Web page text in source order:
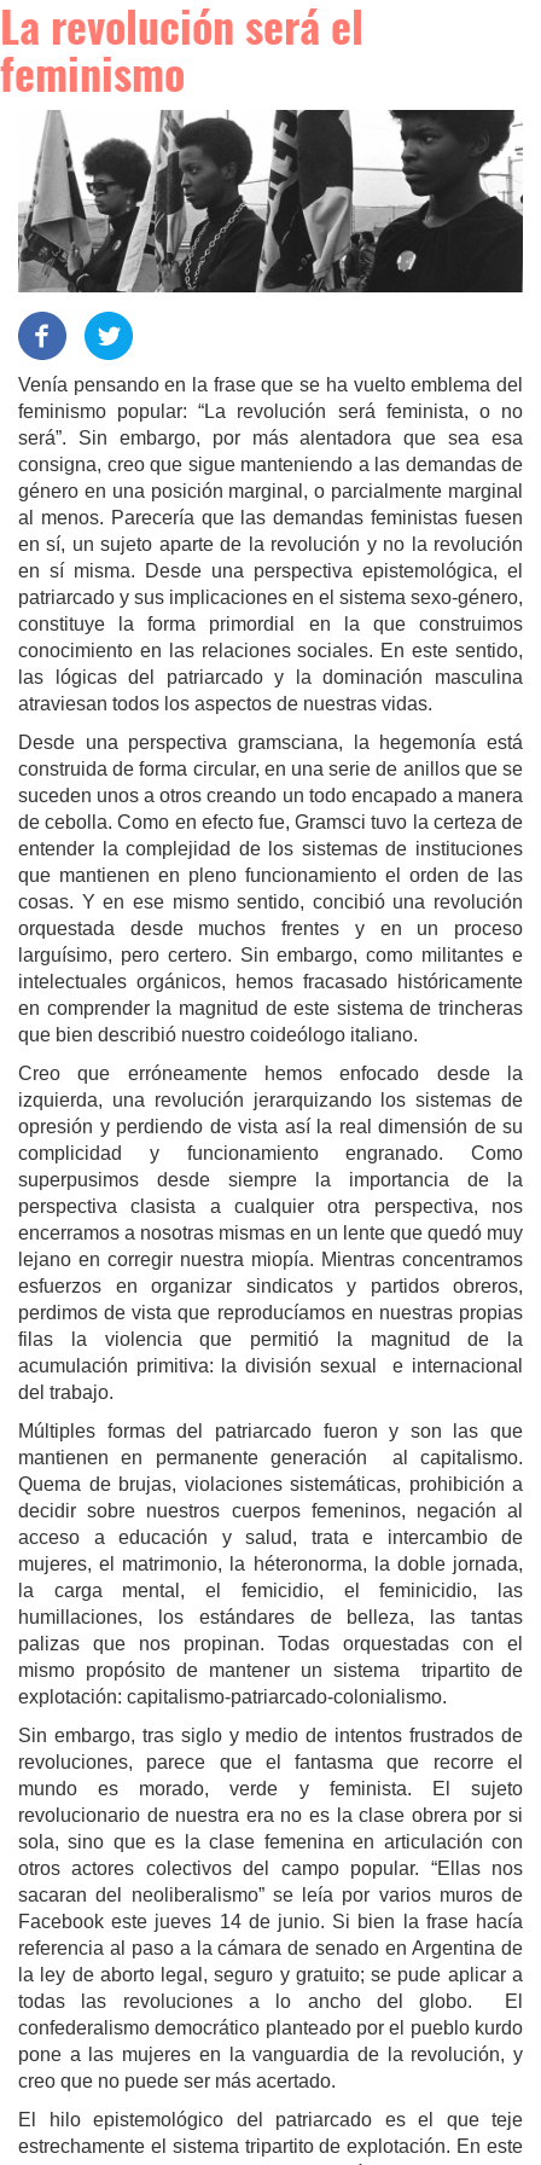
La revolución será el
feminismo
Venía pensando en la frase que se ha vuelto emblema del
feminismo popular: “La revolución será feminista, o no
será”. Sin embargo, por más alentadora que sea esa
consigna, creo que sigue manteniendo a las demandas de
género en una posición marginal, o parcialmente marginal
al menos. Parecería que las demandas feministas fuesen
en sí, un sujeto aparte de la revolución y no la revolución
en sí misma. Desde una perspectiva epistemológica, el
patriarcado y sus implicaciones en el sistema sexo-género,
constituye la forma primordial en la que construimos
conocimiento en las relaciones sociales. En este sentido,
las lógicas del patriarcado y la dominación masculina
atraviesan todos los aspectos de nuestras vidas.
Desde una perspectiva gramsciana, la hegemonía está
construida de forma circular, en una serie de anillos que se
suceden unos a otros creando un todo encapado a manera
de cebolla. Como en efecto fue, Gramsci tuvo la certeza de
entender la complejidad de los sistemas de instituciones
que mantienen en pleno funcionamiento el orden de las
cosas. Y en ese mismo sentido, concibió una revolución
orquestada desde muchos frentes y en un proceso
larguísimo, pero certero. Sin embargo, como militantes e
intelectuales orgánicos, hemos fracasado históricamente
en comprender la magnitud de este sistema de trincheras
que bien describió nuestro coideólogo italiano.
Creo que erróneamente hemos enfocado desde la
izquierda, una revolución jerarquizando los sistemas de
opresión y perdiendo de vista así la real dimensión de su
complicidad y funcionamiento engranado. Como
superpusimos desde siempre la importancia de la
perspectiva clasista a cualquier otra perspectiva, nos
encerramos a nosotras mismas en un lente que quedó muy
lejano en corregir nuestra miopía. Mientras concentramos
esfuerzos en organizar sindicatos y partidos obreros,
perdimos de vista que reproducíamos en nuestras propias
filas la violencia que permitió la magnitud de la
acumulación primitiva: la división sexual e internacional
del trabajo.
Múltiples formas del patriarcado fueron y son las que
mantienen en permanente generación al capitalismo.
Quema de brujas, violaciones sistemáticas, prohibición a
decidir sobre nuestros cuerpos femeninos, negación al
acceso a educación y salud, trata e intercambio de
mujeres, el matrimonio, la héteronorma, la doble jornada,
la carga mental, el femicidio, el feminicidio, las
humillaciones, los estándares de belleza, las tantas
palizas que nos propinan. Todas orquestadas con el
mismo propósito de mantener un sistema tripartito de
explotación: capitalismo-patriarcado-colonialismo.
Sin embargo, tras siglo y medio de intentos frustrados de
revoluciones, parece que el fantasma que recorre el
mundo es morado, verde y feminista. El sujeto
revolucionario de nuestra era no es la clase obrera por si
sola, sino que es la clase femenina en articulación con
otros actores colectivos del campo popular. “Ellas nos
sacaran del neoliberalismo” se leía por varios muros de
Facebook este jueves 14 de junio. Si bien la frase hacía
referencia al paso a la cámara de senado en Argentina de
la ley de aborto legal, seguro y gratuito; se pude aplicar a
todas las revoluciones a lo ancho del globo. El
confederalismo democrático planteado por el pueblo kurdo
pone a las mujeres en la vanguardia de la revolución, y
creo que no puede ser más acertado.
El hilo epistemológico del patriarcado es el que teje
estrechamente el sistema tripartito de explotación. En este